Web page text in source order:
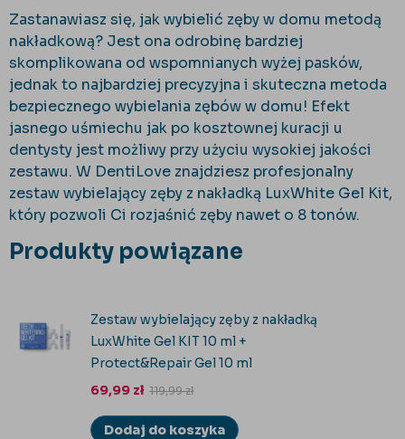
Zastanawiasz się, jak wybielić zęby w domu metodą
nakładkową? Jest ona odrobinę bardziej
skomplikowana od wspomnianych wyżej pasków,
jednak to najbardziej precyzyjna i skuteczna metoda
bezpiecznego wybielania zębów w domu! Efekt
jasnego uśmiechu jak po kosztownej kuracji u
dentysty jest możliwy przy użyciu wysokiej jakości
zestawu. W DentiLove znajdziesz profesjonalny
zestaw wybielający zęby z nakładką LuxWhite Gel Kit,
który pozwoli Ci rozjaśnić zęby nawet o 8 tonów.
Produkty powiązane
Zestaw wybielający zęby z nakładką
LuxWhite Gel KIT 10 ml +
Protect&Repair Gel 10 ml
69,99 zł 119,99zł
Dodaj do koszyka